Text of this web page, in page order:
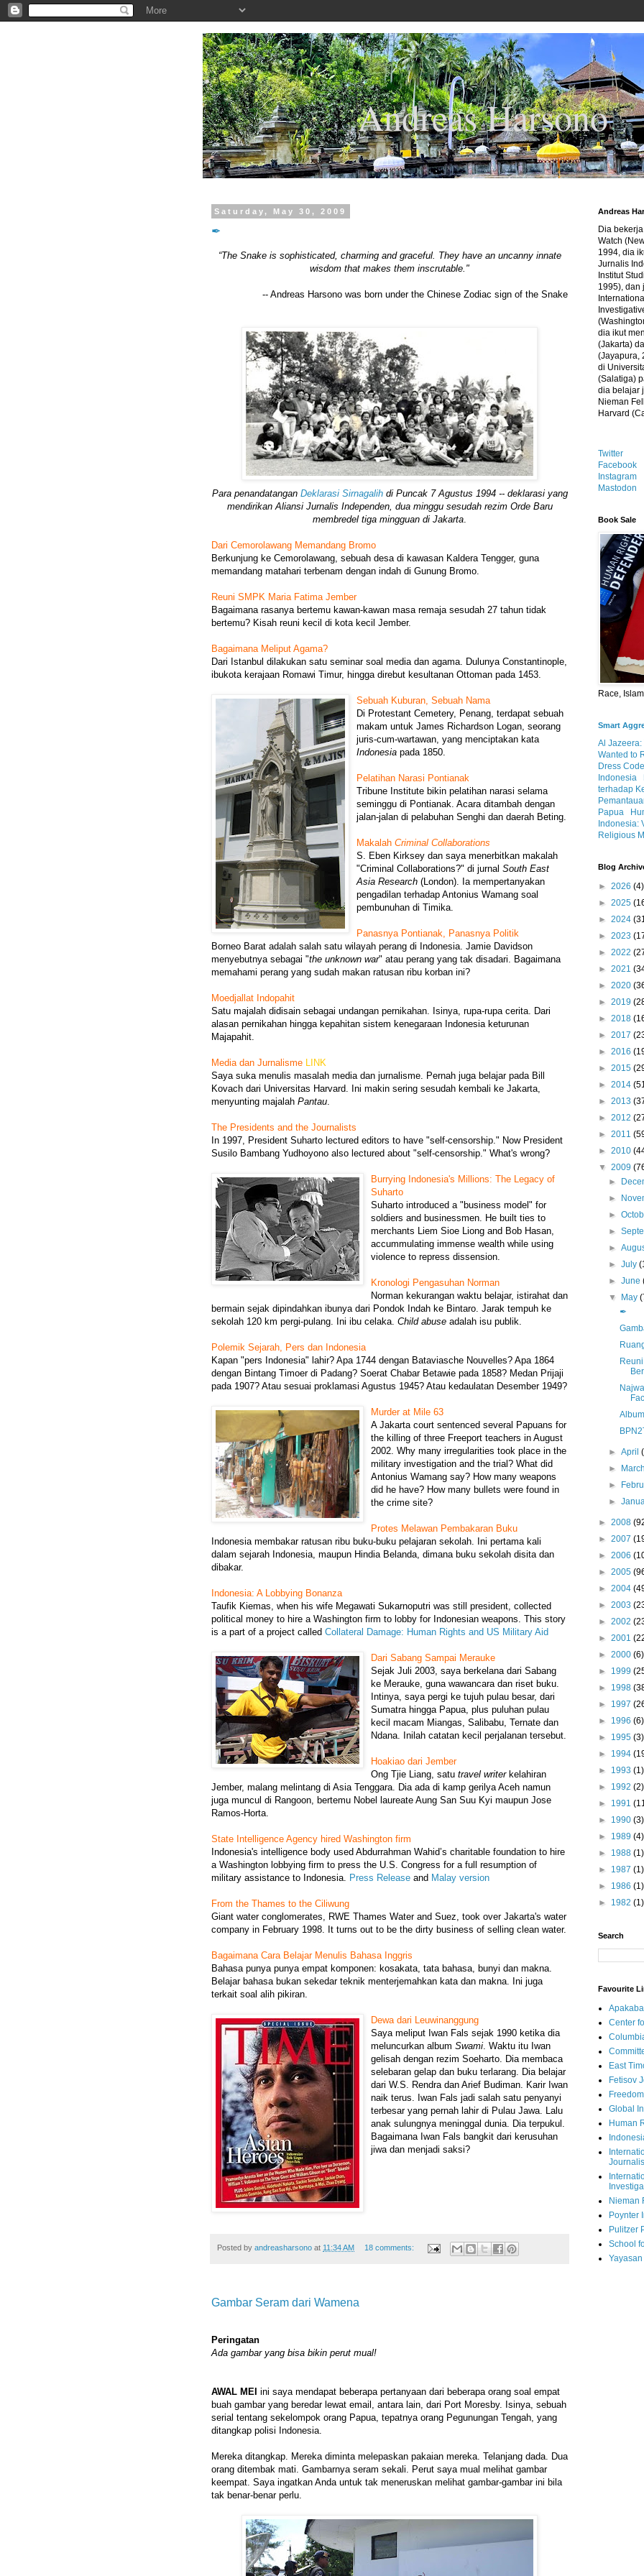
.
Andreas Harsono
Saturday, May 30, 2009
✒
“The Snake is sophisticated, charming and graceful. They have an uncanny innate
wisdom that makes them inscrutable."
-- Andreas Harsono was born under the Chinese Zodiac sign of the Snake
Para penandatangan Deklarasi Sirnagalihdi Puncak 7 Agustus 1994 -- deklarasi yang
mendirikan Aliansi Jurnalis Independen, dua minggu sesudah rezim Orde Baru
membredel tiga mingguan di Jakarta.
Dari Cemorolawang Memandang Bromo
Berkunjung ke Cemorolawang, sebuah desa di kawasan Kaldera Tengger, guna
memandang matahari terbenam dengan indah di Gunung Bromo.
Reuni SMPK Maria Fatima Jember
Bagaimana rasanya bertemu kawan-kawan masa remaja sesudah 27 tahun tidak
bertemu? Kisah reuni kecil di kota kecil Jember.
Bagaimana Meliput Agama?
Dari Istanbul dilakukan satu seminar soal media dan agama. Dulunya Constantinople,
ibukota kerajaan Romawi Timur, hingga direbut kesultanan Ottoman pada 1453.
Sebuah Kuburan, Sebuah Nama
Di Protestant Cemetery, Penang, terdapat sebuah
makam untuk James Richardson Logan, seorang
juris-cum-wartawan, yang menciptakan kata
Indonesia pada 1850.
Pelatihan Narasi Pontianak
Tribune Institute bikin pelatihan narasi selama
seminggu di Pontianak. Acara ditambah dengan
jalan-jalan di pelabuhan Senghi dan daerah Beting.
Makalah Criminal Collaborations
S. Eben Kirksey dan saya menerbitkan makalah
"Criminal Collaborations?" di jurnal South East
Asia Research (London). Ia mempertanyakan
pengadilan terhadap Antonius Wamang soal
pembunuhan di Timika.
Panasnya Pontianak, Panasnya Politik
Borneo Barat adalah salah satu wilayah perang di Indonesia. Jamie Davidson
menyebutnya sebagai "the unknown war" atau perang yang tak disadari. Bagaimana
memahami perang yang sudah makan ratusan ribu korban ini?
Moedjallat Indopahit
Satu majalah didisain sebagai undangan pernikahan. Isinya, rupa-rupa cerita. Dari
alasan pernikahan hingga kepahitan sistem kenegaraan Indonesia keturunan
Majapahit.
Media dan Jurnalisme LINK
Saya suka menulis masalah media dan jurnalisme. Pernah juga belajar pada Bill
Kovach dari Universitas Harvard. Ini makin sering sesudah kembali ke Jakarta,
menyunting majalah Pantau.
The Presidents and the Journalists
In 1997, President Suharto lectured editors to have "self-censorship." Now President
Susilo Bambang Yudhoyono also lectured about "self-censorship." What's wrong?
Burrying Indonesia's Millions: The Legacy of
Suharto
Suharto introduced a "business model" for
soldiers and businessmen. He built ties to
merchants Liem Sioe Liong and Bob Hasan,
accummulating immense wealth while using
violence to repress dissension.
Kronologi Pengasuhan Norman
Norman kekurangan waktu belajar, istirahat dan
bermain sejak dipindahkan ibunya dari Pondok Indah ke Bintaro. Jarak tempuh ke
sekolah 120 km pergi-pulang. Ini ibu celaka. Child abuse adalah isu publik.
Polemik Sejarah, Pers dan Indonesia
Kapan "pers Indonesia" lahir? Apa 1744 dengan Bataviasche Nouvelles? Apa 1864
dengan Bintang Timoer di Padang? Soerat Chabar Betawie pada 1858? Medan Prijaji
pada 1907? Atau sesuai proklamasi Agustus 1945? Atau kedaulatan Desember 1949?
Murder at Mile 63
A Jakarta court sentenced several Papuans for
the killing of three Freeport teachers in August
2002. Why many irregularities took place in the
military investigation and the trial? What did
Antonius Wamang say? How many weapons
did he have? How many bullets were found in
the crime site?
Protes Melawan Pembakaran Buku
Indonesia membakar ratusan ribu buku-buku pelajaran sekolah. Ini pertama kali
dalam sejarah Indonesia, maupun Hindia Belanda, dimana buku sekolah disita dan
dibakar.
Indonesia: A Lobbying Bonanza
Taufik Kiemas, when his wife Megawati Sukarnoputri was still president, collected
political money to hire a Washington firm to lobby for Indonesian weapons. This story
is a part of a project called Collateral Damage: Human Rights and US Military Aid
Dari Sabang Sampai Merauke
Sejak Juli 2003, saya berkelana dari Sabang
ke Merauke, guna wawancara dan riset buku.
Intinya, saya pergi ke tujuh pulau besar, dari
Sumatra hingga Papua, plus puluhan pulau
kecil macam Miangas, Salibabu, Ternate dan
Ndana. Inilah catatan kecil perjalanan tersebut.
Hoakiao dari Jember
Ong Tjie Liang, satu travel writerkelahiran
Jember, malang melintang di Asia Tenggara. Dia ada di kamp gerilya Aceh namun
juga muncul di Rangoon, bertemu Nobel laureate Aung San Suu Kyi maupun Jose
Ramos-Horta.
State Intelligence Agency hired Washington firm
Indonesia's intelligence body used Abdurrahman Wahid’s charitable foundation to hire
a Washington lobbying firm to press the U.S. Congress for a full resumption of
military assistance to Indonesia. Press Release and Malay version
From the Thames to the Ciliwung
Giant water conglomerates, RWE Thames Water and Suez, took over Jakarta's water
company in February 1998. It turns out to be the dirty business of selling clean water.
Bagaimana Cara Belajar Menulis Bahasa Inggris
Bahasa punya punya empat komponen: kosakata, tata bahasa, bunyi dan makna.
Belajar bahasa bukan sekedar teknik menterjemahkan kata dan makna. Ini juga
terkait soal alih pikiran.
Dewa dari Leuwinanggung
Saya meliput Iwan Fals sejak 1990 ketika dia
meluncurkan album Swami. Waktu itu Iwan
gelisah dengan rezim Soeharto. Dia membaca
selebaran gelap dan buku terlarang. Dia belajar
dari W.S. Rendra dan Arief Budiman. Karir Iwan
naik terus. Iwan Fals jadi salah satu penyanyi
terbesar yang pernah lahir di Pulau Jawa. Lalu
anak sulungnya meninggal dunia. Dia terpukul.
Bagaimana Iwan Fals bangkit dari kerusuhan
jiwa dan menjadi saksi?
Posted by andreasharsono at 11:34 AM 18 comments:
Gambar Seram dari Wamena
Peringatan
Ada gambar yang bisa bikin perut mual!
AWAL MEI ini saya mendapat beberapa pertanyaan dari beberapa orang soal empat
buah gambar yang beredar lewat email, antara lain, dari Port Moresby. Isinya, sebuah
serial tentang sekelompok orang Papua, tepatnya orang Pegunungan Tengah, yang
ditangkap polisi Indonesia.
Mereka ditangkap. Mereka diminta melepaskan pakaian mereka. Telanjang dada. Dua
orang ditembak mati. Gambarnya seram sekali. Perut saya mual melihat gambar
keempat. Saya ingatkan Anda untuk tak meneruskan melihat gambar-gambar ini bila
tak benar-benar perlu.
Andreas
Dia
Watch
1994, dia
Jurnalis
Institut
1995), dan
dia ikut
(Jakarta)
(Jayapura,
di
(Salatiga)
dia belajar
Nieman
Harvard
Twitter
Facebook
Instagram
Mastodon
Book Sale
Race,
Smart
Al Jazeera:
Wanted to
Dress
Indonesia
terhadap
Papua
Indonesia:
Religious
Blog
► 2026 (4)
► 2025
► 2024
► 2023
► 2022
► 2021
► 2020
► 2019
► 2018
► 2017
► 2016
► 2015
► 2014
► 2013
► 2012
► 2011
► 2010
▼ 2009
►
►
►
►
►
►July
►June
▼
May
✒
►April
►
►
►
► 2008
► 2007
► 2006
► 2005
► 2004
► 2003
► 2002
► 2001
► 2000 (6)
► 1999
► 1998
► 1997
► 1996 (6)
► 1995 (3)
► 1994
► 1993 (1)
► 1992 (2)
► 1991
► 1990 (3)
► 1989 (4)
► 1988 (1)
► 1987 (1)
► 1986 (1)
► 1982 (1)
Search
Favourite
Center
East
Fetisov
Global
Human
Nieman
Poynter
Pulitzer
School